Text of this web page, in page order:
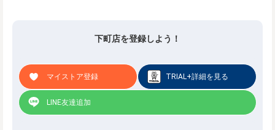
下町店を登録しよう！
マイストア登録 TRIAL+詳細を見る
LINE友達追加